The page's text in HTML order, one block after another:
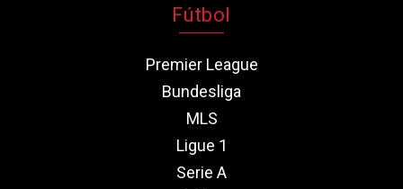
Fútbol
Premier League
Bundesliga
MLS
Ligue 1
Serie A